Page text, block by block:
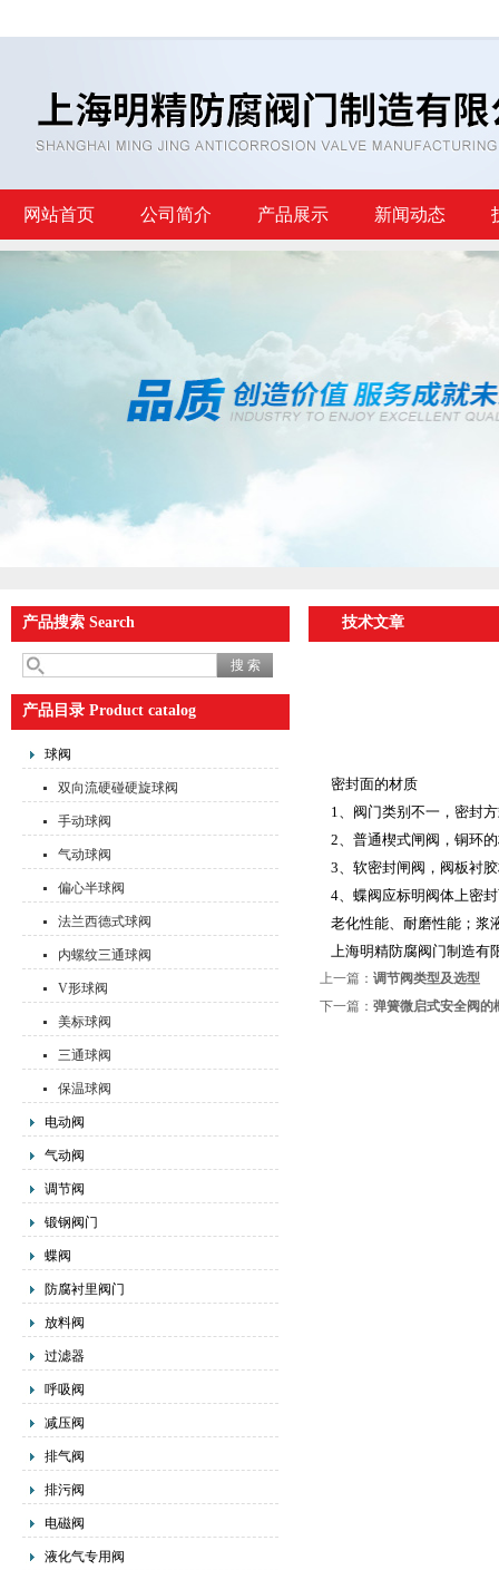
网站首页 公司简介 产品展示 新闻动态
产品搜索 Search
产品目录 Product catalog
球阀
双向流硬碰硬旋球阀
手动球阀
气动球阀
偏心半球阀
法兰西德式球阀
内螺纹三通球阀
V形球阀
美标球阀
三通球阀
保温球阀
电动阀
气动阀
调节阀
锻钢阀门
蝶阀
防腐衬里阀门
放料阀
过滤器
呼吸阀
减压阀
排气阀
排污阀
电磁阀
液化气专用阀
技术文章
密封面的材质
1、阀门类别不一，密封
2、普通楔式闸阀，铜环
3、软密封闸阀，阀板衬
4、蝶阀应标明阀体上密
老化性能、耐磨性能；浆
上海明精防腐阀门制造有
上一篇： 调节阀类型及选型
下一篇： 弹簧微启式安全阀的